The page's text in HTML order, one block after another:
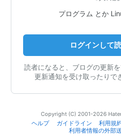
プログラム とか
ログインして
読者になると、ブログの更新
更新通知を受け取ったりで
Copyright (C) 2001-2026
ヘルプ
ガイドライン 利用規
利用者情報の外部